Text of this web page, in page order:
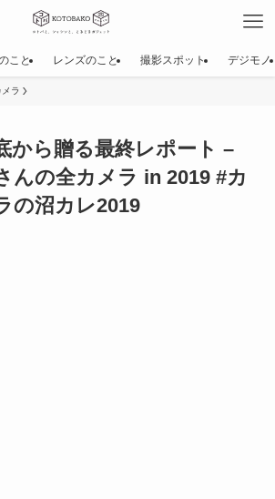
こと レンズのこと 撮影スポット デジモノ
メラ
から贈る最終レポート –
んの全カメラ in 2019 #カ
の沼カレ2019